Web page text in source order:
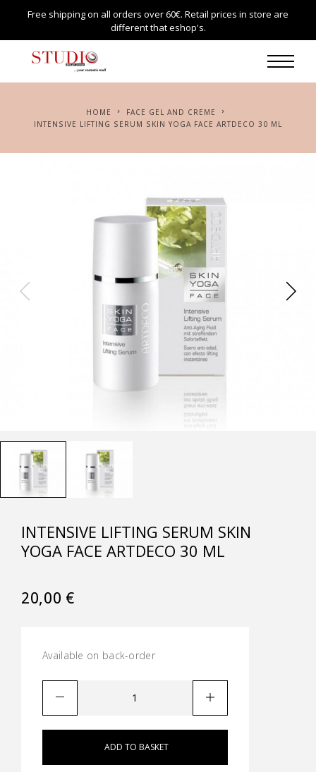
Free shipping on all orders over 60€. Retail prices in store are
different that eshop's.
HOME
FACE GEL AND CREME
INTENSIVE LIFTING SERUM SKIN YOGA FACE ARTDECO 30 ML
INTENSIVE LIFTING SERUM SKIN
YOGA FACE ARTDECO 30 ML
20,00 €
Available on back-order
ADD TO BASKET